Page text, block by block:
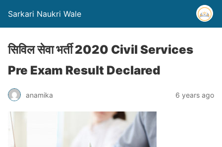
Sarkari Naukri Wale
सिविल सेवा भर्ती 2020 Civil Services
Pre Exam Result Declared
anamika 6 years ago